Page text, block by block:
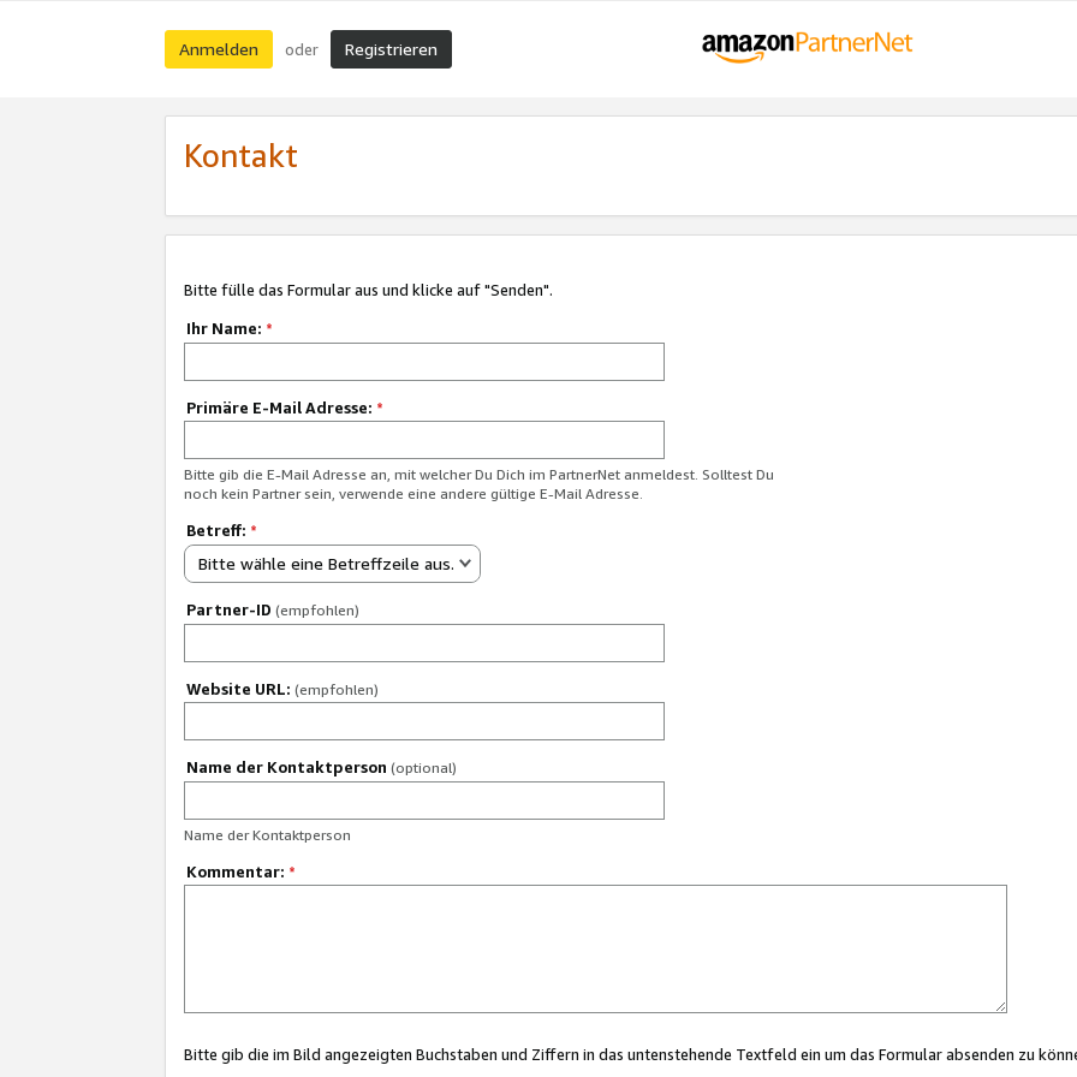
Anmelden oder Registrieren
Kontakt
Bitte fülle das Formular aus und klicke auf "Senden".
Ihr Name: *
Primäre E-Mail Adresse: *
Bitte gib die E-Mail Adresse an, mit welcher Du Dich im PartnerNet anmeldest. Solltest Du
noch kein Partner sein, verwende eine andere gültige E-Mail Adresse.
Betreff: *
Bitte wähle eine Betreffzeile aus.
Partner-ID (empfohlen)
Website URL: (empfohlen)
Name der Kontaktperson (optional)
Name der Kontaktperson
Kommentar: *
Bitte gib die im Bild angezeigten Buchstaben und Ziffern in das untenstehende Textfeld ein um das Formular absenden zu